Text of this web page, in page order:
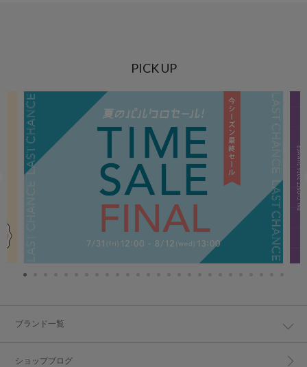
PICK UP
ブランド一覧
ショップブログ